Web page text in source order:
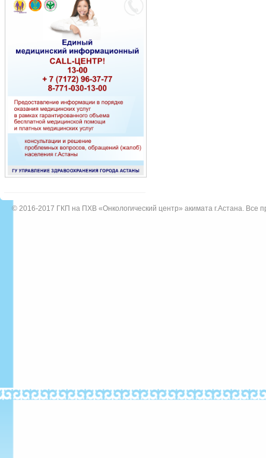
© 2016-2017 ГКП на ПХВ «Онкологический центр» акимата г.Астана. Все